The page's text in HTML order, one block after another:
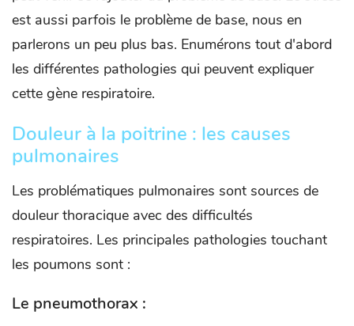
est aussi parfois le problème de base, nous en
parlerons un peu plus bas. Enumérons tout d'abord
les différentes pathologies qui peuvent expliquer
cette gène respiratoire.
Douleur à la poitrine : les causes
pulmonaires
Les problématiques pulmonaires sont sources de
douleur thoracique avec des difficultés
respiratoires. Les principales pathologies touchant
les poumons sont :
Le pneumothorax :